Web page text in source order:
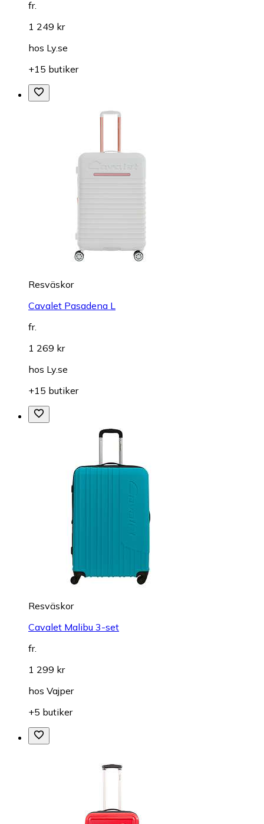
fr.
1 249 kr
hos Ly.se
+15 butiker
Resväskor
Cavalet Pasadena L
fr.
1 269 kr
hos Ly.se
+15 butiker
Resväskor
Cavalet Malibu 3-set
fr.
1 299 kr
hos Vajper
+5 butiker